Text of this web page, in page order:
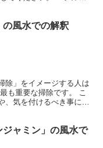
の風水での解釈
除」をイメージする人は
も重要な掃除です。 こ
、気を付けるべき事につ
ジャミン」の風水で